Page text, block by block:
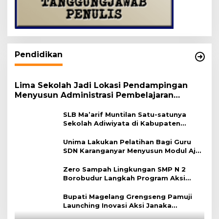
Pendidikan
Lima Sekolah Jadi Lokasi Pendampingan
Menyusun Administrasi Pembelajaran
SLB Ma’arif Muntilan Satu-satunya
Sekolah Adiwiyata di Kabupaten
Unima Lakukan Pelatihan Bagi Guru
SDN Karanganyar Menyusun Modul Ajar
Zero Sampah Lingkungan SMP N 2
Borobudur Langkah Program Aksi
Bupati Magelang Grengseng Pamuji
Launching Inovasi Aksi Janaka
Program Sekolah Adiwiyata